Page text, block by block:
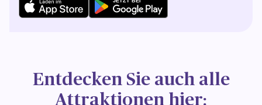
Entdecken Sie auch alle
Attraktionen hier: